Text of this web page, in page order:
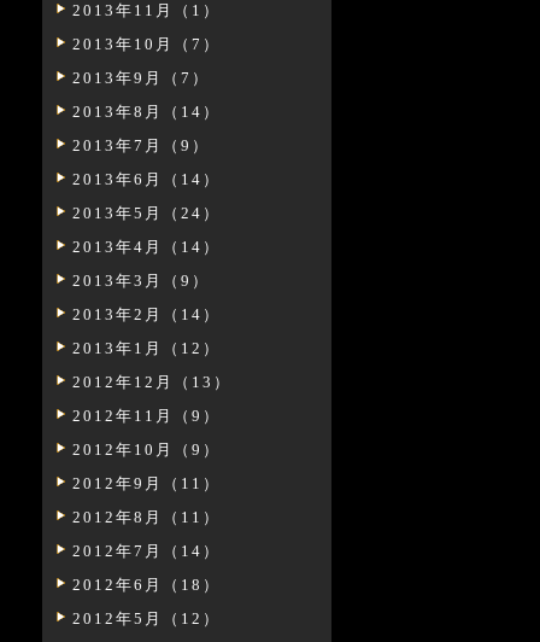
2013年11月（1）
2013年10月（7）
2013年9月（7）
2013年8月（14）
2013年7月（9）
2013年6月（14）
2013年5月（24）
2013年4月（14）
2013年3月（9）
2013年2月（14）
2013年1月（12）
2012年12月（13）
2012年11月（9）
2012年10月（9）
2012年9月（11）
2012年8月（11）
2012年7月（14）
2012年6月（18）
2012年5月（12）